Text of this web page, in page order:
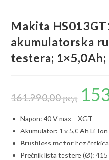
Makita
akumulatorska
testera; 1×5,0Ah;
161.990,00рсд
Originalna
cena
je
Napon: 40 V max – XGT
Akumulator: 1 x 5,0 Ah Li-Ion
Brushless motorbez četkica
Prečnik lista testere (Ø): 415